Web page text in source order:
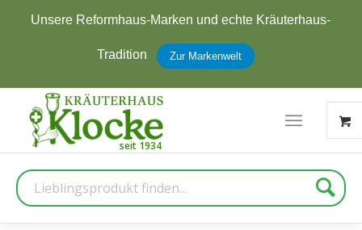
und echte Kräuterhaus- Jetzt zum
Suche